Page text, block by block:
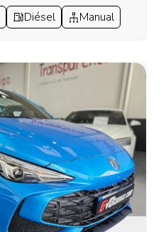
Diésel Manual